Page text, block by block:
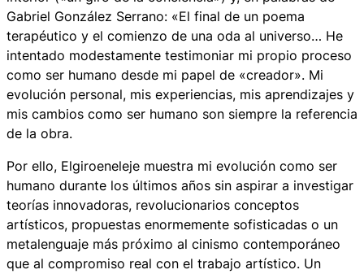
Gabriel González Serrano: «El final de un poema
terapéutico y el comienzo de una oda al universo… He
intentado modestamente testimoniar mi propio proceso
como ser humano desde mi papel de «creador». Mi
evolución personal, mis experiencias, mis aprendizajes y
mis cambios como ser humano son siempre la referencia
de la obra.
Por ello, Elgiroeneleje muestra mi evolución como ser
humano durante los últimos años sin aspirar a investigar
teorías innovadoras, revolucionarios conceptos
artísticos, propuestas enormemente sofisticadas o un
metalenguaje más próximo al cinismo contemporáneo
que al compromiso real con el trabajo artístico. Un